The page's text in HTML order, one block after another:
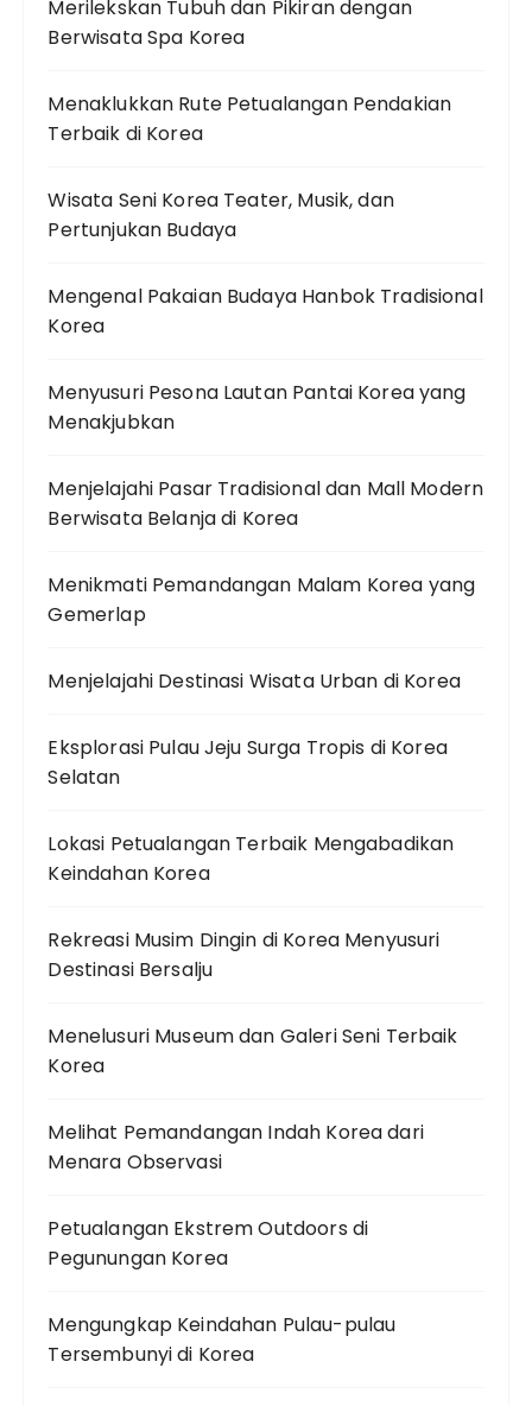
Merilekskan Tubuh dan Pikiran dengan
Berwisata Spa Korea
Menaklukkan Rute Petualangan Pendakian
Terbaik di Korea
Wisata Seni Korea Teater, Musik, dan
Pertunjukan Budaya
Mengenal Pakaian Budaya Hanbok Tradisional
Korea
Menyusuri Pesona Lautan Pantai Korea yang
Menakjubkan
Menjelajahi Pasar Tradisional dan Mall Modern
Berwisata Belanja di Korea
Menikmati Pemandangan Malam Korea yang
Gemerlap
Menjelajahi Destinasi Wisata Urban di Korea
Eksplorasi Pulau Jeju Surga Tropis di Korea
Selatan
Lokasi Petualangan Terbaik Mengabadikan
Keindahan Korea
Rekreasi Musim Dingin di Korea Menyusuri
Destinasi Bersalju
Menelusuri Museum dan Galeri Seni Terbaik
Korea
Melihat Pemandangan Indah Korea dari
Menara Observasi
Petualangan Ekstrem Outdoors di
Pegunungan Korea
Mengungkap Keindahan Pulau-pulau
Tersembunyi di Korea